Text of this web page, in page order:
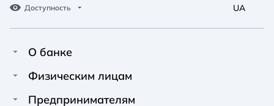
Доступность
A A
Обычный
A A
Средний
A A
Большой
UA
О банке
Про Unex Bank
Физическим лицам
Кредиты
Предпринимателям